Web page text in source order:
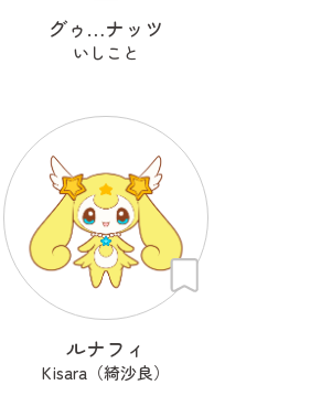
グゥ…ナッツ
いしこと
ルナフィ
Kisara（綺沙良）